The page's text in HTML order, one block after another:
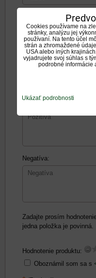
Recenzia:
Pozitíva:
Negatíva:
Zadajte prosím
jedna položka je povinná.
Hodnotenie produktu:
Oboznámil som sa s
Cookies používame na
stránky, analýzu jej
používaní. Na tento účel
strán a zhromaždené
USA alebo iných
vyjadrujete svoj súhlas s
podrobné informácie
Ukázať podrobnosti